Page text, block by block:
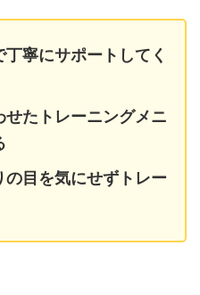
丁寧にサポートしてく
たトレーニングメニ
の目を気にせずトレー